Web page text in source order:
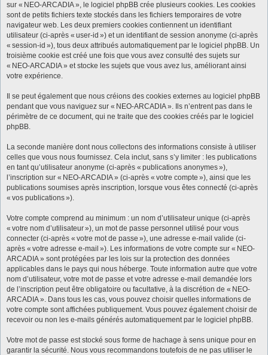
sur « NEO-ARCADIA », le logiciel phpBB crée plusieurs cookies. Les cookies
sont de petits fichiers texte stockés dans les fichiers temporaires de votre
navigateur web. Les deux premiers cookies contiennent un identifiant
utilisateur (ci-après « user-id ») et un identifiant de session anonyme (ci-après
« session-id »), tous deux attribués automatiquement par le logiciel phpBB. Un
troisième cookie est créé une fois que vous avez consulté des sujets sur
« NEO-ARCADIA » et stocke les sujets que vous avez lus, améliorant ainsi
votre expérience.
Il se peut également que nous créions des cookies externes au logiciel phpBB
pendant que vous naviguez sur « NEO-ARCADIA ». Ils n’entrent pas dans le
périmètre de ce document, qui ne traite que des cookies créés par le logiciel
phpBB.
La seconde manière dont nous collectons des informations consiste à utiliser
celles que vous nous fournissez. Cela inclut, sans s’y limiter : les publications
en tant qu’utilisateur anonyme (ci-après « publications anonymes »),
l’inscription sur « NEO-ARCADIA » (ci-après « votre compte »), ainsi que les
publications soumises après inscription, lorsque vous êtes connecté (ci-après
« vos publications »).
Votre compte comprend au minimum : un nom d’utilisateur unique (ci-après
« votre nom d’utilisateur »), un mot de passe personnel utilisé pour vous
connecter (ci-après « votre mot de passe »), une adresse e-mail valide (ci-
après « votre adresse e-mail »). Les informations de votre compte sur « NEO-
ARCADIA » sont protégées par les lois sur la protection des données
applicables dans le pays qui nous héberge. Toute information autre que votre
nom d’utilisateur, votre mot de passe et votre adresse e-mail demandée lors
de l’inscription peut être obligatoire ou facultative, à la discrétion de « NEO-
ARCADIA ». Dans tous les cas, vous pouvez choisir quelles informations de
votre compte sont affichées publiquement. Vous pouvez également choisir de
recevoir ou non les e-mails générés automatiquement par le logiciel phpBB.
Votre mot de passe est stocké sous forme de hachage à sens unique pour en
garantir la sécurité. Nous vous recommandons toutefois de ne pas utiliser le